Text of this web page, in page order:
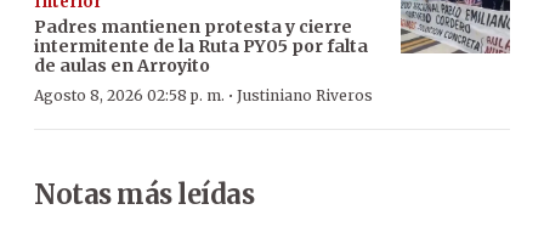
Padres mantienen protesta y cierre
intermitente de la Ruta PY05 por falta
de aulas en Arroyito
Agosto 8, 2026 02:58 p. m. · Justiniano Riveros
Notas más leídas